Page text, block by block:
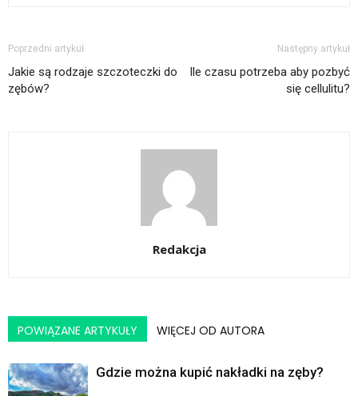
Poprzedni artykuł
Jakie są rodzaje szczoteczki do
zębów?
Następny artykuł
Ile czasu potrzeba aby pozbyć
się cellulitu?
Redakcja
POWIĄZANE ARTYKUŁY WIĘCEJ OD AUTORA
Gdzie można kupić nakładki na zęby?